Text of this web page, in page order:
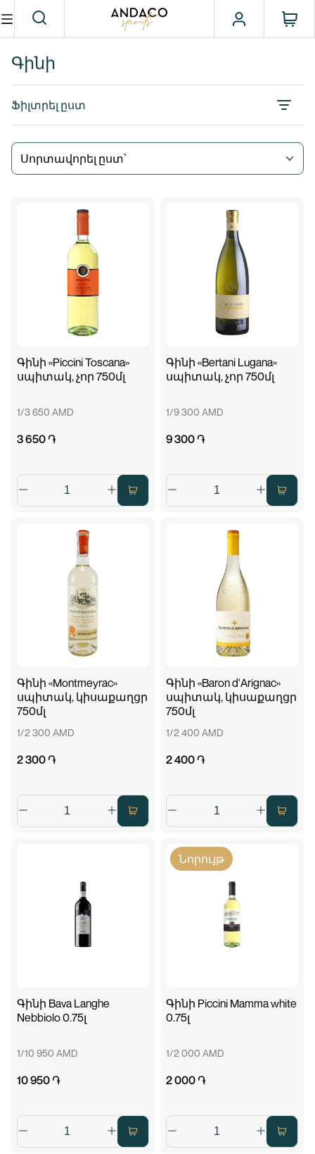
Գինի
Ֆիլտրել ըստ
Սորտավորել ըստ՝
Գինի «Piccini Toscana»
սպիտակ, չոր 750մլ
1/3 650 AMD
3 650 ֏
Գինի «Bertani Lugana»
սպիտակ, չոր 750մլ
1/9 300 AMD
9 300 ֏
Գինի «Montmeyrac»
սպիտակ, կիսաքաղցր
750մլ
1/2 300 AMD
2 300 ֏
Գինի «Baron d'Arignac»
սպիտակ, կիսաքաղցր
750մլ
1/2 400 AMD
2 400 ֏
Գինի Bava Langhe
Nebbiolo 0.75լ
1/10 950 AMD
10 950 ֏
Նորույթ
Գինի Piccini Mamma white
0.75լ
1/2 000 AMD
2 000 ֏